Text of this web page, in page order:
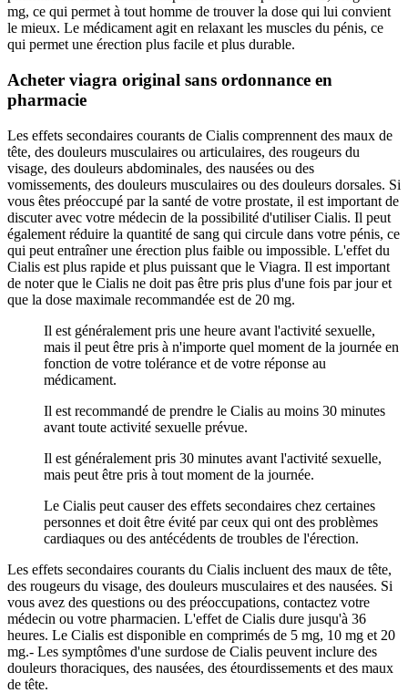
mg, ce qui permet à tout homme de trouver la dose qui lui convient
le mieux. Le médicament agit en relaxant les muscles du pénis, ce
qui permet une érection plus facile et plus durable.
Acheter viagra original sans ordonnance en
pharmacie
Les effets secondaires courants de Cialis comprennent des maux de
tête, des douleurs musculaires ou articulaires, des rougeurs du
visage, des douleurs abdominales, des nausées ou des
vomissements, des douleurs musculaires ou des douleurs dorsales. Si
vous êtes préoccupé par la santé de votre prostate, il est important de
discuter avec votre médecin de la possibilité d'utiliser Cialis. Il peut
également réduire la quantité de sang qui circule dans votre pénis, ce
qui peut entraîner une érection plus faible ou impossible. L'effet du
Cialis est plus rapide et plus puissant que le Viagra. Il est important
de noter que le Cialis ne doit pas être pris plus d'une fois par jour et
que la dose maximale recommandée est de 20 mg.
Il est généralement pris une heure avant l'activité sexuelle,
mais il peut être pris à n'importe quel moment de la journée en
fonction de votre tolérance et de votre réponse au
médicament.
Il est recommandé de prendre le Cialis au moins 30 minutes
avant toute activité sexuelle prévue.
Il est généralement pris 30 minutes avant l'activité sexuelle,
mais peut être pris à tout moment de la journée.
Le Cialis peut causer des effets secondaires chez certaines
personnes et doit être évité par ceux qui ont des problèmes
cardiaques ou des antécédents de troubles de l'érection.
Les effets secondaires courants du Cialis incluent des maux de tête,
des rougeurs du visage, des douleurs musculaires et des nausées. Si
vous avez des questions ou des préoccupations, contactez votre
médecin ou votre pharmacien. L'effet de Cialis dure jusqu'à 36
heures. Le Cialis est disponible en comprimés de 5 mg, 10 mg et 20
mg.- Les symptômes d'une surdose de Cialis peuvent inclure des
douleurs thoraciques, des nausées, des étourdissements et des maux
de tête.